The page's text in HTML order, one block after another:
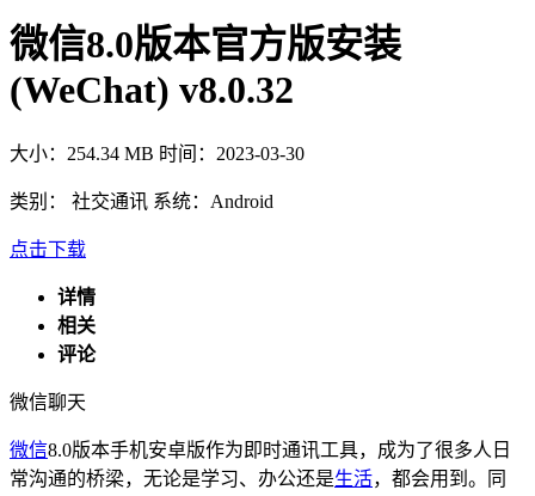
微信8.0版本官方版安装
(WeChat) v8.0.32
大小：254.34 MB 时间：2023-03-30
类别： 社交通讯 系统：Android
点击下载
详情
相关
评论
微信聊天
微信8.0版本手机安卓版作为即时通讯工具，成为了很多人日
常沟通的桥梁，无论是学习、办公还是生活，都会用到。同